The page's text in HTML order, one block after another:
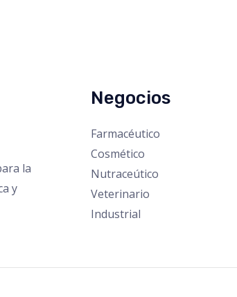
la
y
Negocios
Farmacéutico
Cosmético
Nutraceútico
Veterinario
Industrial